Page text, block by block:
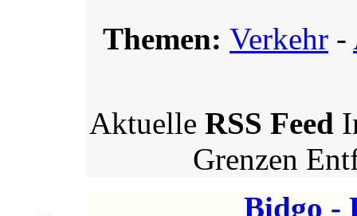
Themen: Verkehr -
Aktuelle RSS Feed
Grenzen
Bidgo -